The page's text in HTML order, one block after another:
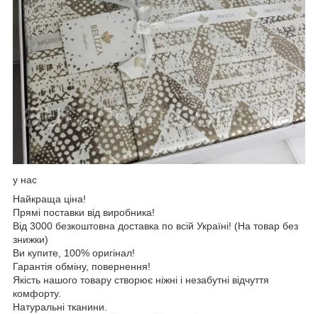
у нас
Найкраща ціна!
Прямі поставки від виробника!
Від 3000 безкоштовна доставка по всій Україні! (На товар без
знижки)
Ви купите, 100% оригінал!
Гарантія обміну, повернення!
Якість нашого товару створює ніжні і незабутні відчуття
комфорту.
Натуральні тканини.